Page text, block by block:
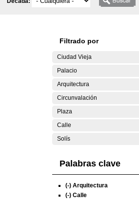
Filtrado por
Ciudad Vieja
Palacio
Arquitectura
Circunvalación
Plaza
Calle
Solís
Palabras clave
(-) Arquitectura
(-) Calle